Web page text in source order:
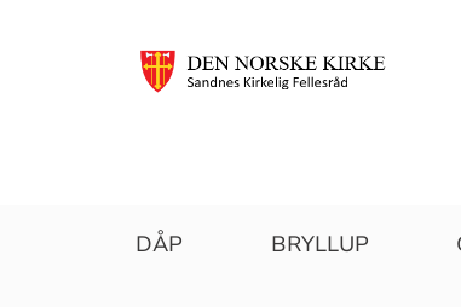
DÅP BRYLLUP